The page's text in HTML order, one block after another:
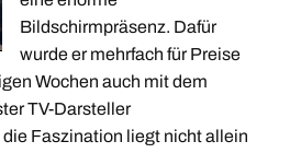
Bildschirmpräsenz. Dafür
wurde er mehrfach für Preise
Wochen auch mit dem
TV-Darsteller
Faszination liegt nicht allein